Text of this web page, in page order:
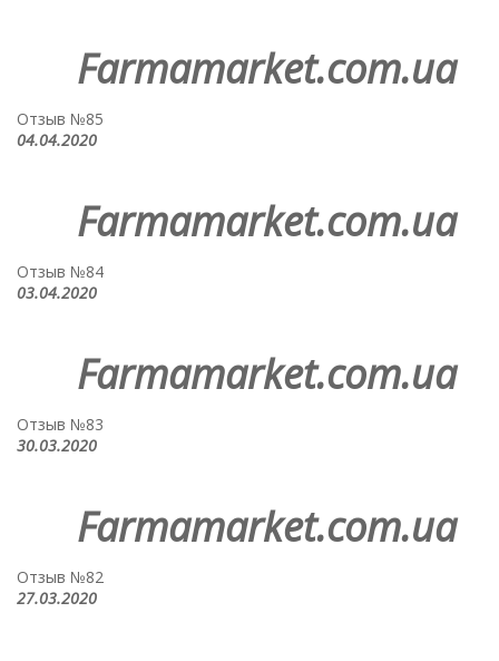
Farmamarket.com.ua
Отзыв №85
04.04.2020
Farmamarket.com.ua
Отзыв №84
03.04.2020
Farmamarket.com.ua
Отзыв №83
30.03.2020
Farmamarket.com.ua
Отзыв №82
27.03.2020